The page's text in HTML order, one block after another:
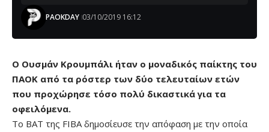
PAOKDAY 03/10/2019 16:12
O Oυσμάν Κρουμπάλι ήταν ο μοναδικός παίκτης του
ΠΑΟΚ από τα ρόστερ των δύο τελευταίων ετών
που προχώρησε τόσο πολύ δικαστικά για τα
οφειλόμενα.
Το ΒΑΤ της FIBA δημοσίευσε την απόφαση με την οποία